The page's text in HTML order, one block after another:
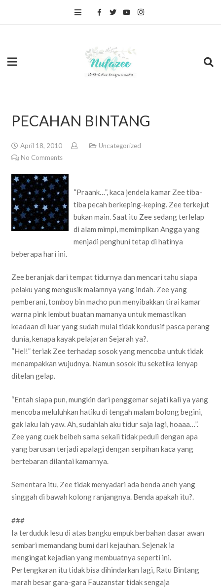
PECAHAN BINTANG
April 18, 2010
Uncategorized
No Comments
“Praank…”, kaca jendela kamar Zee tiba-
tiba pecah berkeping-keping. Zee terkejut
bukan main. Saat itu Zee sedang terlelap
di alam mimpi, memimpikan Angga yang
menjadi penghuni tetap di hatinya
beberapa hari ini.
Zee beranjak dari tempat tidurnya dan mencari tahu siapa
pelaku yang mengusik malamnya yang indah. Zee yang
pemberani, tomboy bin macho pun menyibakkan tirai kamar
warna pink lembut buatan mamanya untuk memastikan
keadaan di luar yang sudah mulai tidak kondusif pasca perang
dunia, kenapa kayak pelajaran Sejarah ya?.
“Hei!” teriak Zee terhadap sosok yang mencoba untuk tidak
menampakkan wujudnya. Namun sosok itu seketika lenyap
ditelan gelap.
“Entah siapa pun, mungkin dari penggemar sejati kali ya yang
mencoba meluluhkan hatiku di tengah malam bolong begini,
gak laku lah yaw. Ah, sudahlah aku tidur saja lagi, hoaaa…”.
Zee yang cuek beibeh sama sekali tidak peduli dengan apa
yang barusan terjadi apalagi dengan serpihan kaca yang
bertebaran dilantai kamarnya.
Sementara itu, Zee tidak menyadari ada benda aneh yang
singgah di bawah kolong ranjangnya. Benda apakah itu?.
###
Ia terduduk lesu di atas bangku empuk berbahan dasar awan
sembari memandang bumi dari kejauhan. Sejenak ia
mengingat kejadian yang membuatnya seperti ini.
Pertengkaran itu tidak bisa dihindarkan lagi, Ratu Bintang
marah besar gara-gara Fauzanstar tidak sengaja